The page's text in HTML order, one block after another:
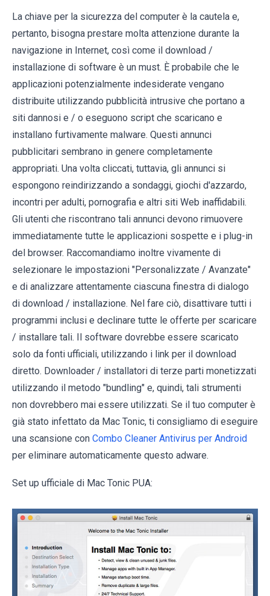
La chiave per la sicurezza del computer è la cautela e,
pertanto, bisogna prestare molta attenzione durante la
navigazione in Internet, così come il download /
installazione di software è un must. È probabile che le
applicazioni potenzialmente indesiderate vengano
distribuite utilizzando pubblicità intrusive che portano a
siti dannosi e / o eseguono script che scaricano e
installano furtivamente malware. Questi annunci
pubblicitari sembrano in genere completamente
appropriati. Una volta cliccati, tuttavia, gli annunci si
espongono reindirizzando a sondaggi, giochi d'azzardo,
incontri per adulti, pornografia e altri siti Web inaffidabili.
Gli utenti che riscontrano tali annunci devono rimuovere
immediatamente tutte le applicazioni sospette e i plug-in
del browser. Raccomandiamo inoltre vivamente di
selezionare le impostazioni "Personalizzate / Avanzate"
e di analizzare attentamente ciascuna finestra di dialogo
di download / installazione. Nel fare ciò, disattivare tutti i
programmi inclusi e declinare tutte le offerte per scaricare
/ installare tali. Il software dovrebbe essere scaricato
solo da fonti ufficiali, utilizzando i link per il download
diretto. Downloader / installatori di terze parti monetizzati
utilizzando il metodo "bundling" e, quindi, tali strumenti
non dovrebbero mai essere utilizzati. Se il tuo computer è
già stato infettato da Mac Tonic, ti consigliamo di eseguire
una scansione con Combo Cleaner Antivirus per Android
per eliminare automaticamente questo adware.
Set up ufficiale di Mac Tonic PUA: